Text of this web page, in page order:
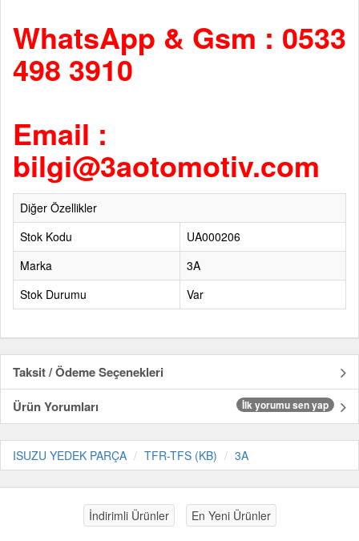
WhatsApp & Gsm : 0533
498 3910
Email :
bilgi@3aotomotiv.com
Diğer Özellikler
Stok Kodu
UA000206
Marka
3A
Stok Durumu
Var
Taksit / Ödeme Seçenekleri
Ürün Yorumları
İlk yorumu sen yap
ISUZU YEDEK PARÇA TFR-TFS (KB) 3A
İndirimli Ürünler En Yeni Ürünler